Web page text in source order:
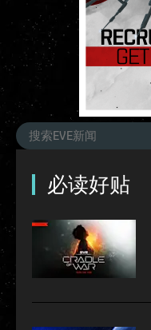
必读好贴